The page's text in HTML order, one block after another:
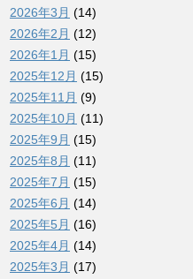
2026年3月 (14)
2026年2月 (12)
2026年1月 (15)
2025年12月 (15)
2025年11月 (9)
2025年10月 (11)
2025年9月 (15)
2025年8月 (11)
2025年7月 (15)
2025年6月 (14)
2025年5月 (16)
2025年4月 (14)
2025年3月 (17)